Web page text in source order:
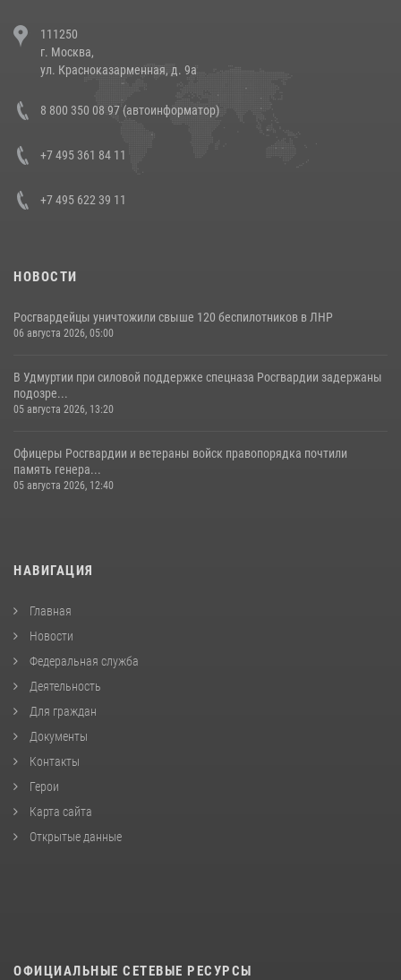
напавших на бригаду скорой помощи (видео)
14 июля 2026, 12:20
В Росгвардии прошла военно-научная конференция по обобщению
боевого опыта
111250
г. Москва,
ул. Красноказарменная, д. 9а
8 800 350 08 97 (автоинформатор)
+7 495 361 84 11
+7 495 622 39 11
НОВОСТИ
Росгвардейцы уничтожили свыше 120 беспилотников в ЛНР
06 августа 2026, 05:00
В Удмуртии при силовой поддержке спецназа Росгвардии задержаны
подозре...
05 августа 2026, 13:20
Офицеры Росгвардии и ветераны войск правопорядка почтили
память генера...
05 августа 2026, 12:40
НАВИГАЦИЯ
Главная
Новости
Федеральная служба
Деятельность
Для граждан
Документы
Контакты
Герои
Карта сайта
Открытые данные
ОФИЦИАЛЬНЫЕ СЕТЕВЫЕ РЕСУРСЫ